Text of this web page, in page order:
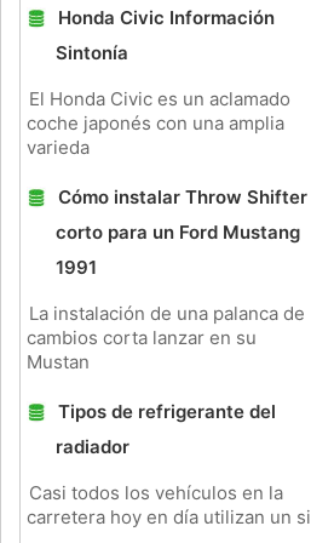
Honda Civic Información
Sintonía
El Honda Civic es un aclamado
coche japonés con una amplia
varieda
Cómo instalar Throw Shifter
corto para un Ford Mustang
1991
La instalación de una palanca de
cambios corta lanzar en su
Mustan
Tipos de refrigerante del
radiador
Casi todos los vehículos en la
carretera hoy en día utilizan un si